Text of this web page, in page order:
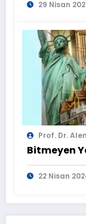
29 Nisan
Prof. Dr.
Bitmeyen
22 Nisan